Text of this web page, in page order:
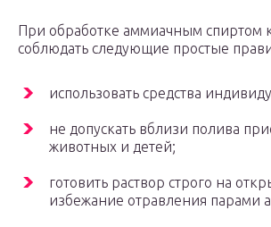
При обработке аммиачным спиртом
соблюдать следующие простые
использовать средства
не допускать вблизи полива
животных и детей;
готовить раствор строго на
избежание отравления парами